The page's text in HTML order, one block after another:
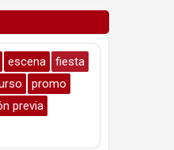
escena
fiesta
promo
previa